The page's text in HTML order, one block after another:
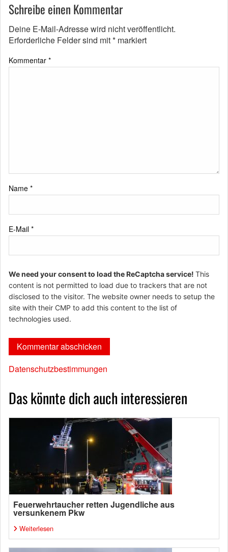
Schreibe einen Kommentar
Deine E-Mail-Adresse wird nicht veröffentlicht.
Erforderliche Felder sind mit* markiert
Kommentar *
Name *
E-Mail *
We need your consent to load the ReCaptcha service! This
content is not permitted to load due to trackers that are not
disclosed to the visitor. The website owner needs to setup the
site with their CMP to add this content to the list of
technologies used.
Datenschutzbestimmungen
Das könnte dich auch interessieren
Feuerwehrtaucher retten Jugendliche aus
versunkenem Pkw
Weiterlesen